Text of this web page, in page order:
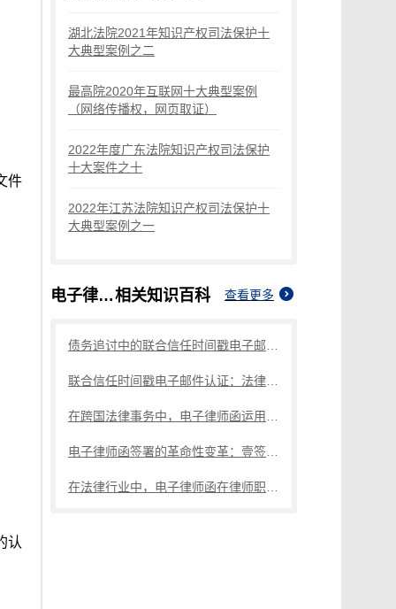
件
认
湖北法院2021年知识产权司法保护十
大典型案例之二
最高院2020年互联网十大典型案例
（网络传播权，网页取证）
2022年度广东法院知识产权司法保护
十大案件之十
2022年江苏法院知识产权司法保护十
大典型案例之一
电子律师函认证相关知识百科 查看更多